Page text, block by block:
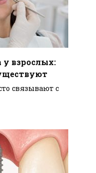
у взрослых:
связывают с